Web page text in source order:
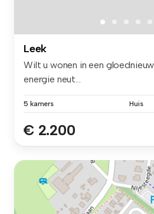
Leek
Wilt u wonen in een
energie neut...
5 kamers Huis
€ 2.200